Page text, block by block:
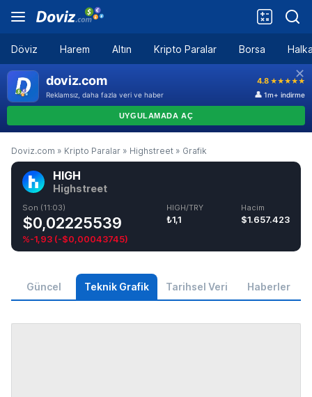
Döviz Harem Altın Kripto Paralar Borsa
Doviz.com » Kripto Paralar » Highstreet » Grafik
HIGH
Highstreet
Son (11:03)
$0,02225539
%-1,93 (-$0,00043745)
HIGH/TRY
₺1,1
Hacim
$1.657.423
Güncel Teknik Grafik Tarihsel Veri Haberler